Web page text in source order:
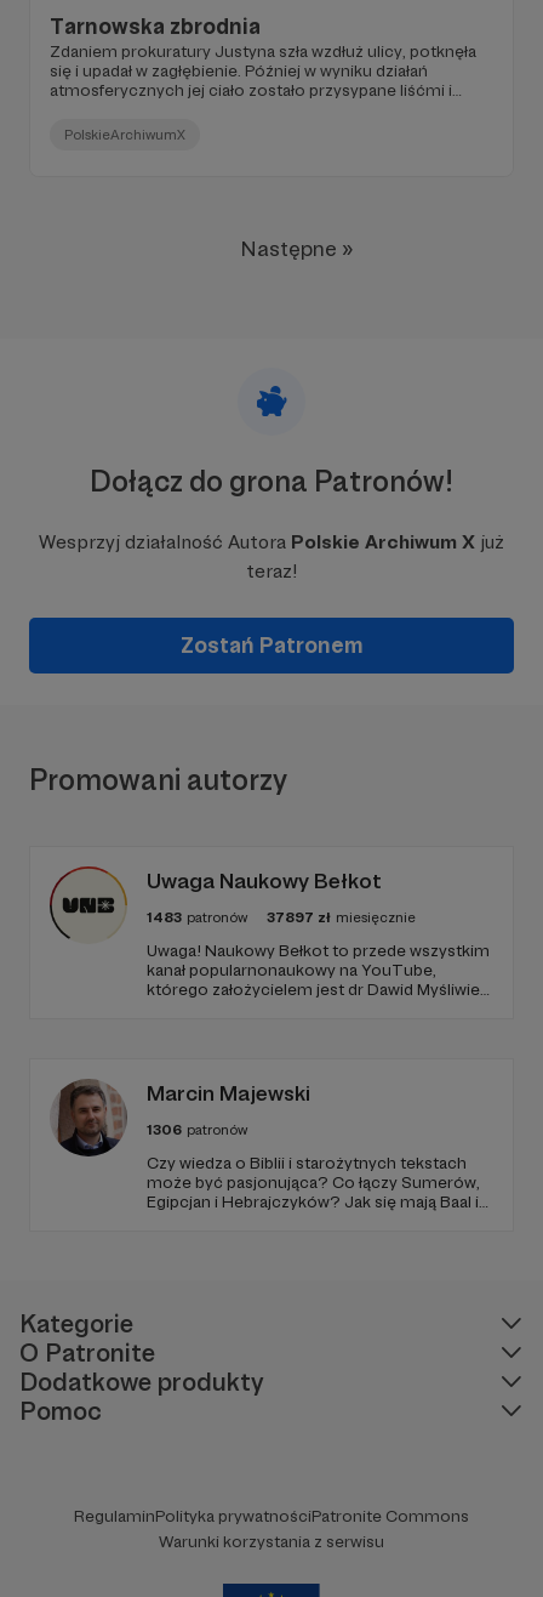
Tarnowska zbrodnia
Zdaniem prokuratury Justyna szła wzdłuż ulicy, potknęła
się i upadał w zagłębienie. Później w wyniku działań
atmosferycznych jej ciało zostało przysypane liśćmi i
nas bardzo wiele jako policjantów.
PolskieArchiwumX
Następne »
Dołącz do grona Patronów!
Wesprzyj działalność Autora Polskie Archiwum X już
teraz!
Zostań Patronem
Promowani autorzy
Uwaga Naukowy Bełkot
1483 patronów 37897 zł miesięcznie
Uwaga! Naukowy Bełkot to przede wszystkim
kanał popularnonaukowy na YouTube,
którego założycielem jest dr Dawid Myśliwiec.
Marcin Majewski
1306 patronów
Czy wiedza o Biblii i starożytnych tekstach
może być pasjonująca? Co łączy Sumerów,
Egipcjan i Hebrajczyków? Jak się mają Baal i
Kategorie
O Patronite
Dodatkowe produkty
Pomoc
RegulaminPolityka prywatnościPatronite Commons
Warunki korzystania z serwisu